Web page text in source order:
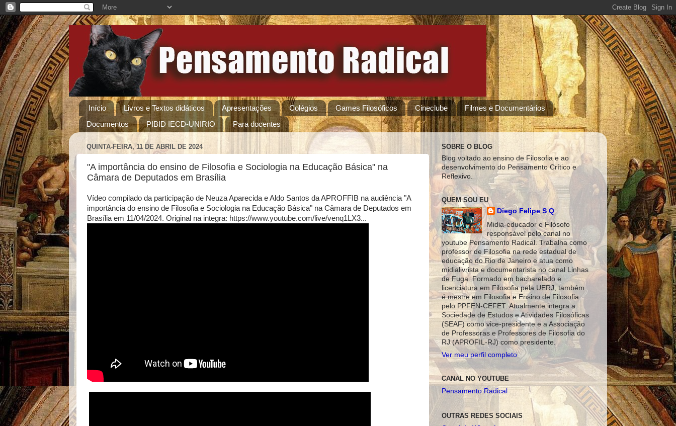
Início Livros e Textos didáticos Apresentações Colégios Games Filosóficos Cineclube
Filmes e Documentários
Documentos
PIBID IECD-UNIRIO Para docentes
QUINTA-FEIRA, 11 DE ABRIL DE 2024
"A importância do ensino de Filosofia e Sociologia na Educação Básica" na
Câmara de Deputados em Brasília
Vídeo compilado da participação de Neuza Aparecida e Aldo Santos da APROFFIB na audiência "A
importância do ensino de Filosofia e Sociologia na Educação Básica" na Câmara de Deputados em
Brasília em 11/04/2024. Original na integra: https://www.youtube.com/live/venq1LX3...
SOBRE O BLOG
Blog voltado ao ensino de Filosofia e ao
desenvolvimento do Pensamento Crítico e
Reflexivo.
QUEM SOU EU
Diego Felipe S Q
Midia-educador e Filósofo
responsável pelo canal no
youtube Pensamento Radical. Trabalha como
professor de Filosofia na rede estadual de
educação do Rio de Janeiro e atua como
midialivrista e documentarista no canal Linhas
de Fuga. Formado em bacharelado e
licenciatura em Filosofia pela UERJ, também
é mestre em Filosofia e Ensino de Filosofia
pelo PPFEN-CEFET. Atualmente integra a
Sociedade de Estudos e Atividades Filosóficas
(SEAF) como vice-presidente e a Associação
de Professoras e Professores de Filosofia do
RJ (APROFIL-RJ) como presidente.
Ver meu perfil completo
CANAL NO YOUTUBE
Pensamento Radical
OUTRAS REDES SOCIAIS